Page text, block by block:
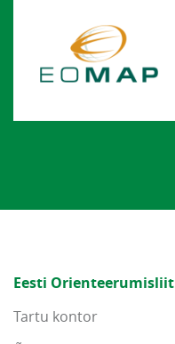
Eesti Orienteerumisliit
Tartu kontor